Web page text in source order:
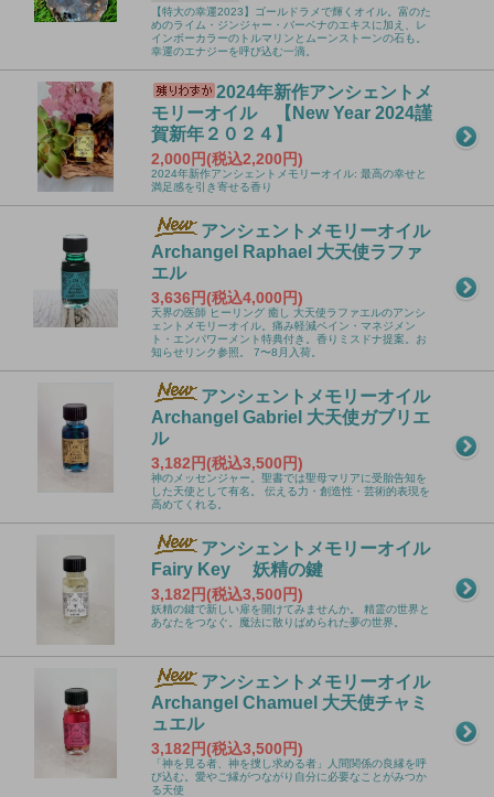
【特大の幸運2023】ゴールドラメで輝くオイル。富のた
めのライム・ジンジャー・バーベナのエキスに加え、レ
インボーカラーのトルマリンとムーンストーンの石も。
幸運のエナジーを呼び込む一滴。
2024年新作アンシェントメ
モリーオイル 【New Year 2024謹
賀新年２０２４】
2,000円(税込2,200円)
2024年新作アンシェントメモリーオイル: 最高の幸せと
満足感を引き寄せる香り
アンシェントメモリーオイル
Archangel Raphael 大天使ラファ
エル
3,636円(税込4,000円)
天界の医師 ヒーリング 癒し 大天使ラファエルのアンシ
ェントメモリーオイル。痛み軽減ペイン・マネジメン
ト・エンパワーメント特典付き。香りミスドナ提案。お
知らせリンク参照。 7〜8月入荷。
アンシェントメモリーオイル
Archangel Gabriel 大天使ガブリエ
ル
3,182円(税込3,500円)
神のメッセンジャー。聖書では聖母マリアに受胎告知を
した天使として有名。 伝える力・創造性・芸術的表現を
高めてくれる。
アンシェントメモリーオイル
Fairy Key 妖精の鍵
3,182円(税込3,500円)
妖精の鍵で新しい扉を開けてみませんか。 精霊の世界と
あなたをつなぐ。魔法に散りばめられた夢の世界。
アンシェントメモリーオイル
Archangel Chamuel 大天使チャミ
ュエル
3,182円(税込3,500円)
「神を見る者、神を捜し求める者」人間関係の良縁を呼
び込む。愛やご縁がつながり自分に必要なことがみつか
る天使